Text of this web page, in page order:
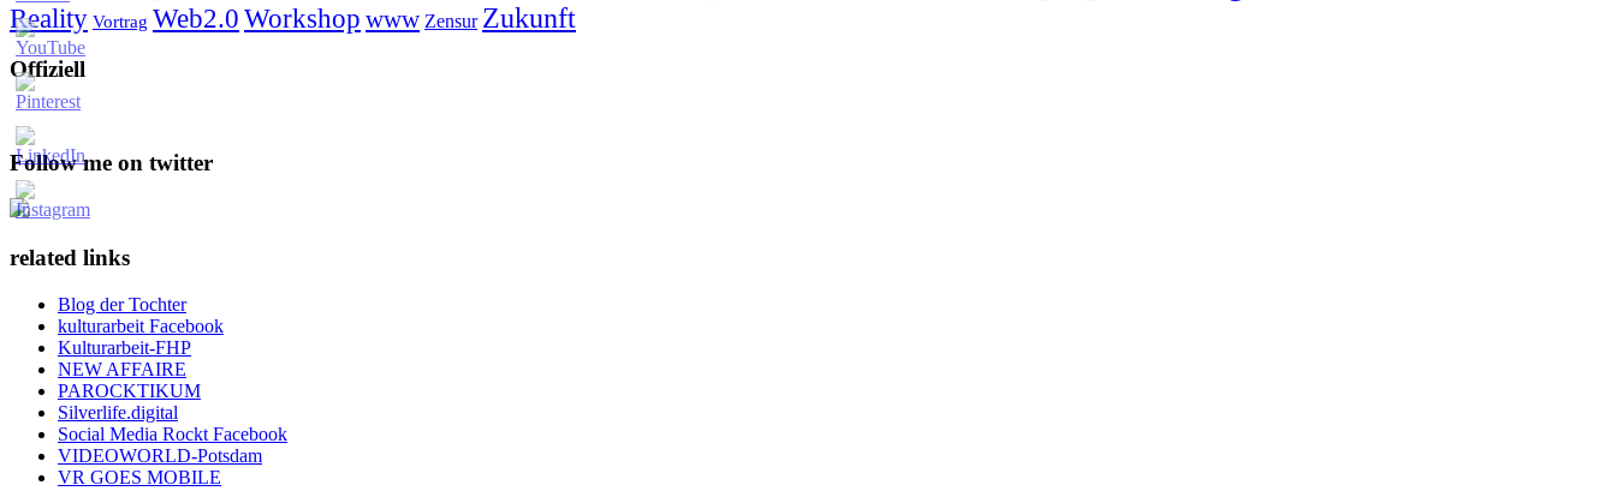
Reality Vortrag Web2.0 Workshop www Zensur Zukunft
Offiziell
Follow me on twitter
related links
Blog der Tochter
kulturarbeit Facebook
Kulturarbeit-FHP
NEW AFFAIRE
PAROCKTIKUM
Silverlife.digital
Social Media Rockt Facebook
VIDEOWORLD-Potsdam
VR GOES MOBILE